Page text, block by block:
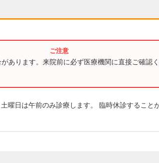
あります。来院前に必ず医療機関に直接ご確認く
曜日は午前のみ診療します。 臨時休診すること